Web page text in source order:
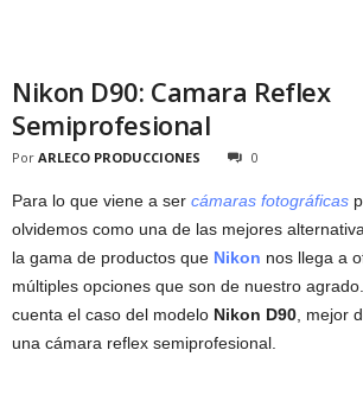
Nikon D90: Camara Reflex
Semiprofesional
Por ARLECO PRODUCCIONES 0
Para lo que viene a ser cámaras fotográficas
olvidemos como una de las mejores
la gama de productos que Nikon nos llega a
múltiples opciones que son de nuestro
cuenta el caso del modelo Nikon D90 , mejor
una cámara reflex semiprofesional.